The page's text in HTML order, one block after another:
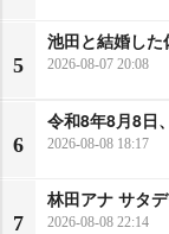
5
池田と結婚し
2026-08-07 20:08
6
令和8年8月8日
2026-08-08 18:17
7
林田アナ サタ
2026-08-08 22:14